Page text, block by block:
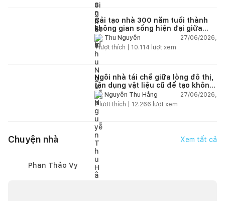
Cải tạo nhà 300 năm tuổi thành
không gian sống hiện đại giữa
thiên nhiên
Thu Nguyễn
27/06/2026,
1lượt thích | 10.114 lượt xem
Ngôi nhà tái chế giữa lòng đô thị,
tận dụng vật liệu cũ để tạo không
gian sống linh hoạt
Nguyễn Thu Hằng
27/06/2026,
2lượt thích | 12.266 lượt xem
Chuyện nhà Xem tất cả
Phan Thảo Vy